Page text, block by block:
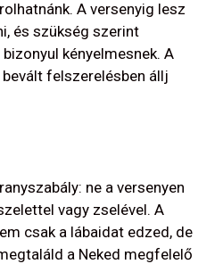
A versenyig lesz
és szükség szerint
kényelmesnek. A
felszerelésben állj
ne a versenyen
vagy zselével. A
csak a lábaidat edzed, de
a Neked megfelelő